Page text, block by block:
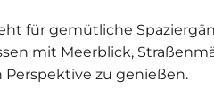
für gemütliche
mit Meerblick,
Perspektive zu genießen.